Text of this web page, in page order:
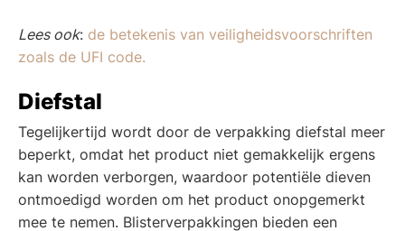
Lees ook: de betekenis van veiligheidsvoorschriften
zoals de UFI code.
Diefstal
Tegelijkertijd wordt door de verpakking diefstal meer
beperkt, omdat het product niet gemakkelijk ergens
kan worden verborgen, waardoor potentiële dieven
ontmoedigd worden om het product onopgemerkt
mee te nemen. Blisterverpakkingen bieden een